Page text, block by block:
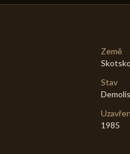
Země
Skotsko
Stav
1985